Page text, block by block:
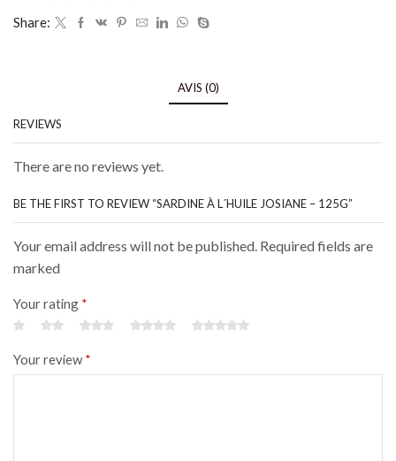
Share:
AVIS (0)
REVIEWS
There are no reviews yet.
BE THE FIRST TO REVIEW “SARDINE À L´HUILE JOSIANE – 125G”
Your email address will not be published. Required fields are
marked
Your rating *
Your review *